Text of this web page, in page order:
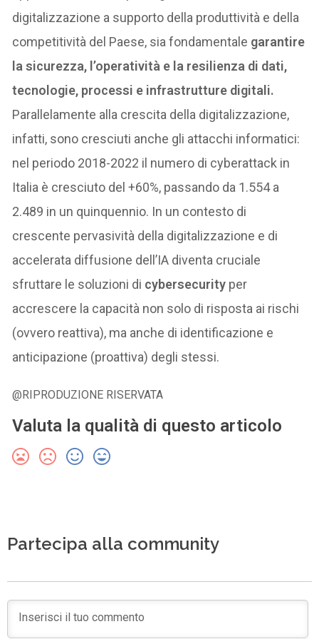
digitalizzazione a supporto della produttività e della
competitività del Paese, sia fondamentale garantire
la sicurezza, l’operatività e la resilienza di dati,
tecnologie, processi e infrastrutture digitali.
Parallelamente alla crescita della digitalizzazione,
infatti, sono cresciuti anche gli attacchi informatici:
nel periodo 2018-2022 il numero di cyberattack in
Italia è cresciuto del +60%, passando da 1.554 a
2.489 in un quinquennio. In un contesto di
crescente pervasività della digitalizzazione e di
accelerata diffusione dell’IA diventa cruciale
sfruttare le soluzioni di cybersecurity per
accrescere la capacità non solo di risposta ai rischi
(ovvero reattiva), ma anche di identificazione e
anticipazione (proattiva) degli stessi.
@RIPRODUZIONE RISERVATA
Valuta la qualità di questo articolo
Partecipa alla community